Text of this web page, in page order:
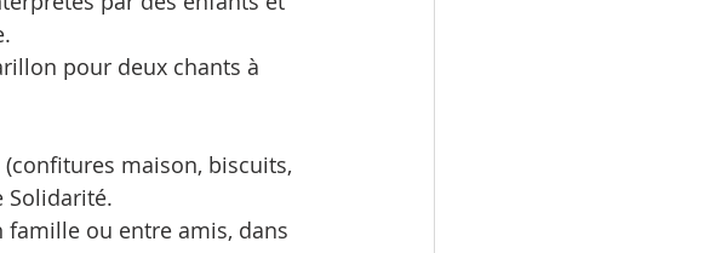
pour deux chants à
maison, biscuits,
Solidarité.
ou entre amis, dans